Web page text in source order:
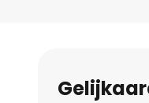
van